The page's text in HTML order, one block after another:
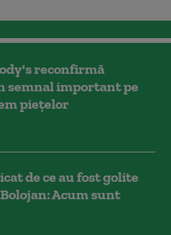
reconfirmă
semnal important pe
piețelor
de ce au fost golite
Acum sunt